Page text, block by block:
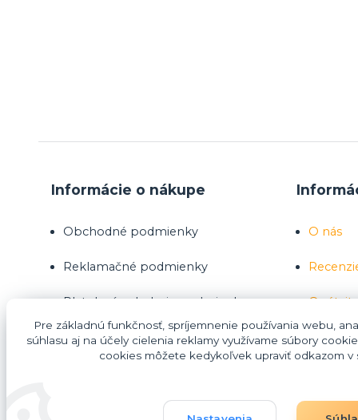
Informácie o nákupe
Obchodné podmienky
Reklamačné podmienky
Platobné a dodacie podmienky
Ako nakupovať
O nás
Pre základnú funkčnosť, spríjemnenie používania webu,
súhlasu aj na účely cielenia reklamy využívame súbory
cookies môžete kedykoľvek upraviť odkazom v